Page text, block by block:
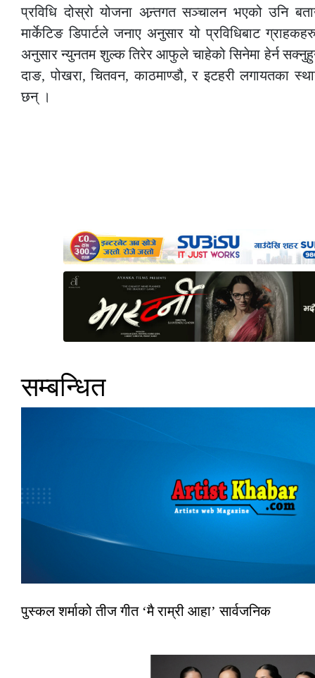
प्रविधि दोस्रो योजना अन्र्तगत सञ्चालन भएको उनि
मार्केटिङ डिपार्टले जनाए अनुसार यो प्रविधिबाट
अनुसार न्युनतम शुल्क तिरेर आफुले चाहेको सिनेमा हेर्न
दाङ, पोखरा, चितवन, काठमाण्डौ, र इटहरी लगायतका
छन् ।
सम्बन्धित
पुस्कल शर्माको तीज गीत ‘मै राम्री आहा’ सार्वजनिक